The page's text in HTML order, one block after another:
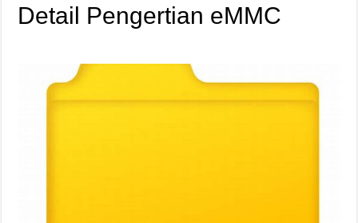
Detail Pengertian eMMC